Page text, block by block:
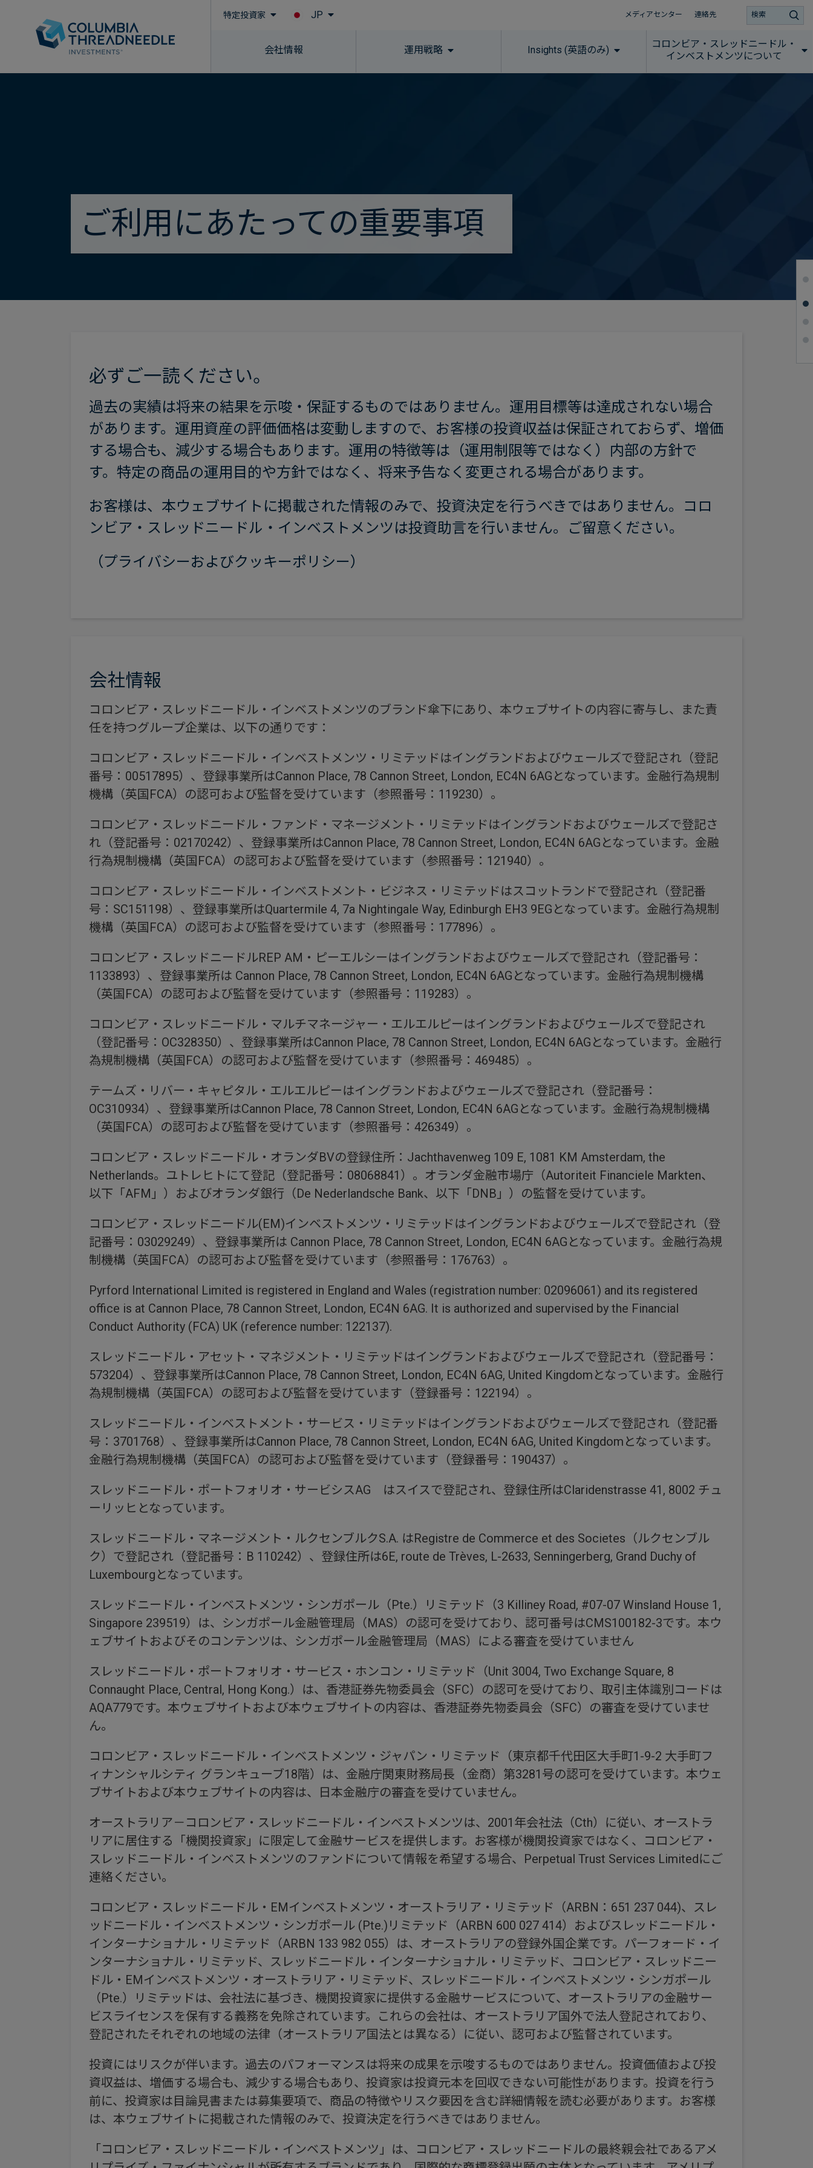
特定投資家 JP メディアセンター 連絡先
会社情報 運用戦略 Insights (英語のみ)
コロンビア・スレッドニードル・
インベストメンツについて
検索
ご利用にあたっての重要事項
必ずご一読ください。
過去の実績は将来の結果を示唆・保証するものではありません。運用目標等は達成されない場合
があります。運用資産の評価価格は変動しますので、お客様の投資収益は保証されておらず、増価
する場合も、減少する場合もあります。運用の特徴等は（運用制限等ではなく）内部の方針で
す。特定の商品の運用目的や方針ではなく、将来予告なく変更される場合があります。
お客様は、本ウェブサイトに掲載された情報のみで、投資決定を行うべきではありません。コロ
ンビア・スレッドニードル・インベストメンツは投資助言を行いません。ご留意ください。
（プライバシーおよびクッキーポリシー）
会社情報
コロンビア・スレッドニードル・インベストメンツのブランド傘下にあり、本ウェブサイトの内容に寄与し、また責
任を持つグループ企業は、以下の通りです：
コロンビア・スレッドニードル・インベストメンツ・リミテッドはイングランドおよびウェールズで登記され（登記
番号：00517895）、登録事業所はCannon Place, 78 Cannon Street, London, EC4N 6AGとなっています。金融行為規制
機構（英国FCA）の認可および監督を受けています（参照番号：119230）。
コロンビア・スレッドニードル・ファンド・マネージメント・リミテッドはイングランドおよびウェールズで登記さ
れ（登記番号：02170242）、登録事業所はCannon Place, 78 Cannon Street, London, EC4N 6AGとなっています。金融
行為規制機構（英国FCA）の認可および監督を受けています（参照番号：121940）。
コロンビア・スレッドニードル・インベストメント・ビジネス・リミテッドはスコットランドで登記され（登記番
号：SC151198）、登録事業所はQuartermile 4, 7a Nightingale Way, Edinburgh EH3 9EGとなっています。金融行為規制
機構（英国FCA）の認可および監督を受けています（参照番号：177896）。
コロンビア・スレッドニードルREP AM・ピーエルシーはイングランドおよびウェールズで登記され（登記番号：
1133893）、登録事業所は Cannon Place, 78 Cannon Street, London, EC4N 6AGとなっています。金融行為規制機構
（英国FCA）の認可および監督を受けています（参照番号：119283）。
コロンビア・スレッドニードル・マルチマネージャー・エルエルピーはイングランドおよびウェールズで登記され
（登記番号：OC328350）、登録事業所はCannon Place, 78 Cannon Street, London, EC4N 6AGとなっています。金融行
為規制機構（英国FCA）の認可および監督を受けています（参照番号：469485）。
テームズ・リバー・キャピタル・エルエルピーはイングランドおよびウェールズで登記され（登記番号：
OC310934）、登録事業所はCannon Place, 78 Cannon Street, London, EC4N 6AGとなっています。金融行為規制機構
（英国FCA）の認可および監督を受けています（参照番号：426349）。
コロンビア・スレッドニードル・オランダBVの登録住所：Jachthavenweg 109 E, 1081 KM Amsterdam, the
Netherlands。ユトレヒトにて登記（登記番号：08068841）。オランダ金融市場庁（Autoriteit Financiele Markten、
以下「AFM」）およびオランダ銀行（De Nederlandsche Bank、以下「DNB」）の監督を受けています。
コロンビア・スレッドニードル(EM)インベストメンツ・リミテッドはイングランドおよびウェールズで登記され（登
記番号：03029249）、登録事業所は Cannon Place, 78 Cannon Street, London, EC4N 6AGとなっています。金融行為規
制機構（英国FCA）の認可および監督を受けています（参照番号：176763）。
Pyrford International Limited is registered in England and Wales (registration number: 02096061) and its registered
office is at Cannon Place, 78 Cannon Street, London, EC4N 6AG. It is authorized and supervised by the Financial
Conduct Authority (FCA) UK (reference number: 122137).
スレッドニードル・アセット・マネジメント・リミテッドはイングランドおよびウェールズで登記され（登記番号：
573204）、登録事業所はCannon Place, 78 Cannon Street, London, EC4N 6AG, United Kingdomとなっています。金融行
為規制機構（英国FCA）の認可および監督を受けています（登録番号：122194）。
スレッドニードル・インベストメント・サービス・リミテッドはイングランドおよびウェールズで登記され（登記番
号：3701768）、登録事業所はCannon Place, 78 Cannon Street, London, EC4N 6AG, United Kingdomとなっています。
金融行為規制機構（英国FCA）の認可および監督を受けています（登録番号：190437）。
スレッドニードル・ポートフォリオ・サービシスAG はスイスで登記され、登録住所はClaridenstrasse 41, 8002 チュ
ーリッヒとなっています。
スレッドニードル・マネージメント・ルクセンブルクS.A. はRegistre de Commerce et des Societes（ルクセンブル
ク）で登記され（登記番号：B 110242）、登録住所は6E, route de Trèves, L-2633, Senningerberg, Grand Duchy of
Luxembourgとなっています。
スレッドニードル・インベストメンツ・シンガポール（Pte.）リミテッド（3 Killiney Road, #07-07 Winsland House 1,
Singapore 239519）は、シンガポール金融管理局（MAS）の認可を受けており、認可番号はCMS100182-3です。本ウ
ェブサイトおよびそのコンテンツは、シンガポール金融管理局（MAS）による審査を受けていません
スレッドニードル・ポートフォリオ・サービス・ホンコン・リミテッド（Unit 3004, Two Exchange Square, 8
Connaught Place, Central, Hong Kong.）は、香港証券先物委員会（SFC）の認可を受けており、取引主体識別コードは
AQA779です。本ウェブサイトおよび本ウェブサイトの内容は、香港証券先物委員会（SFC）の審査を受けていませ
ん。
コロンビア・スレッドニードル・インベストメンツ・ジャパン・リミテッド（東京都千代田区大手町1-9-2 大手町フ
ィナンシャルシティ グランキューブ18階）は、金融庁関東財務局長（金商）第3281号の認可を受けています。本ウェ
ブサイトおよび本ウェブサイトの内容は、日本金融庁の審査を受けていません。
オーストラリア－コロンビア・スレッドニードル・インベストメンツは、2001年会社法（Cth）に従い、オーストラ
リアに居住する「機関投資家」に限定して金融サービスを提供します。お客様が機関投資家ではなく、コロンビア・
スレッドニードル・インベストメンツのファンドについて情報を希望する場合、Perpetual Trust Services Limitedにご
連絡ください。
コロンビア・スレッドニードル・EMインベストメンツ・オーストラリア・リミテッド（ARBN：651 237 044)、スレ
ッドニードル・インベストメンツ・シンガポール (Pte.)リミテッド（ARBN 600 027 414）およびスレッドニードル・
インターナショナル・リミテッド（ARBN 133 982 055）は、オーストラリアの登録外国企業です。パーフォード・イ
ンターナショナル・リミテッド、スレッドニードル・インターナショナル・リミテッド、コロンビア・スレッドニー
ドル・EMインベストメンツ・オーストラリア・リミテッド、スレッドニードル・インベストメンツ・シンガポール
（Pte.）リミテッドは、会社法に基づき、機関投資家に提供する金融サービスについて、オーストラリアの金融サー
ビスライセンスを保有する義務を免除されています。これらの会社は、オーストラリア国外で法人登記されており、
登記されたそれぞれの地域の法律（オーストラリア国法とは異なる）に従い、認可および監督されています。
投資にはリスクが伴います。過去のパフォーマンスは将来の成果を示唆するものではありません。投資価値および投
資収益は、増価する場合も、減少する場合もあり、投資家は投資元本を回収できない可能性があります。投資を行う
前に、投資家は目論見書または募集要項で、商品の特徴やリスク要因を含む詳細情報を読む必要があります。お客様
は、本ウェブサイトに掲載された情報のみで、投資決定を行うべきではありません。
「コロンビア・スレッドニードル・インベストメンツ」は、コロンビア・スレッドニードルの最終親会社であるアメ